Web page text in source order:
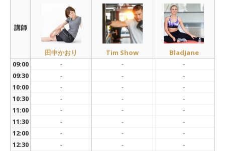
講師
田中かおり Tim Show
BladJane
09:00
- -
-
09:30
- -
-
10:00
- -
-
10:30
- -
-
11:00
- -
-
11:30
- -
-
12:00
- -
-
12:30
- -
-